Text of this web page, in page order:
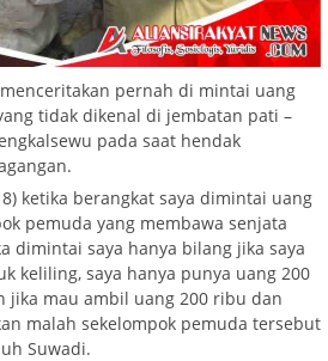
pernah di mintai uang
tidak dikenal di jembatan pati –
pada saat hendak
ketika berangkat saya dimintai uang
pemuda yang membawa senjata
dimintai saya hanya bilang jika saya
keliling, saya hanya punya uang 200
jika mau ambil uang 200 ribu dan
malah sekelompok pemuda tersebut
Suwadi.